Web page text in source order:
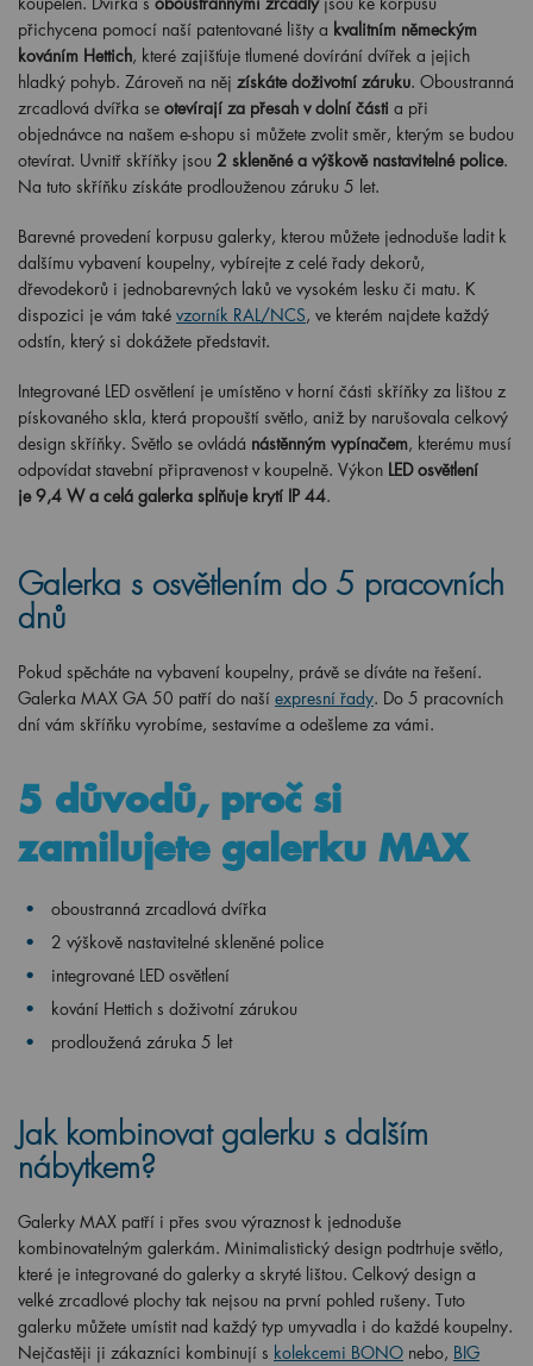
přichycena pomocí naší patentované lišty a kvalitním německým
kováním Hettich, které zajišťuje tlumené dovírání dvířek a jejich
hladký pohyb. Zároveň na něj získáte doživotní záruku. Oboustranná
zrcadlová dvířka se otevírají za přesah v dolní části a při
objednávce na našem e-shopu si můžete zvolit směr, kterým se budou
otevírat. Uvnitř skříňky jsou 2 skleněné a výškově nastavitelné police.
Na tuto skříňku získáte prodlouženou záruku 5 let.
Barevné provedení korpusu galerky, kterou můžete jednoduše ladit k
dalšímu vybavení koupelny, vybírejte z celé řady dekorů,
dřevodekorů i jednobarevných laků ve vysokém lesku či matu. K
dispozici je vám také vzorník RAL/NCS, ve kterém najdete každý
odstín, který si dokážete představit.
Integrované LED osvětlení je umístěno v horní části skříňky za lištou z
pískovaného skla, která propouští světlo, aniž by narušovala celkový
design skříňky. Světlo se ovládá nástěnným vypínačem, kterému musí
odpovídat stavební připravenost v koupelně. Výkon LED osvětlení
je 9,4 W a celá galerka splňuje krytí IP 44.
Galerka s osvětlením do 5 pracovních
dnů
Pokud spěcháte na vybavení koupelny, právě se díváte na řešení.
Galerka MAX GA 50 patří do naší expresní řady. Do 5 pracovních
dní vám skříňku vyrobíme, sestavíme a odešleme za vámi.
5 důvodů, proč si
zamilujete galerku MAX
oboustranná zrcadlová dvířka
2 výškově nastavitelné skleněné police
integrované LED osvětlení
kování Hettich s doživotní zárukou
prodloužená záruka 5 let
Jak kombinovat galerku s dalším
nábytkem?
Galerky MAX patří i přes svou výraznost k jednoduše
kombinovatelným galerkám. Minimalistický design podtrhuje světlo,
které je integrované do galerky a skryté lištou. Celkový design a
velké zrcadlové plochy tak nejsou na první pohled rušeny. Tuto
galerku můžete umístit nad každý typ umyvadla i do každé koupelny.
Nejčastěji ji zákazníci kombinují s kolekcemi BONO nebo, BIG